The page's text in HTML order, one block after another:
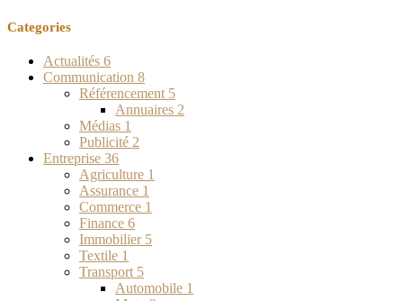
Categories
Actualités 6
Communication 8
Référencement 5
Annuaires 2
Médias 1
Publicité 2
Entreprise 36
Agriculture 1
Assurance 1
Commerce 1
Finance 6
Immobilier 5
Textile 1
Transport 5
Automobile 1